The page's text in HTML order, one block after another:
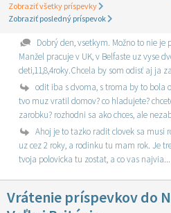
Zobraziť všetky príspevky
Zobraziť posledný príspevok
Dobrý den, vsetkym. Možno to nie
Manžel pracuje v UK, v Belfaste uz vyse
deti,11,8,4roky.Chcela by som odisť aj ja
odit iba s dvoma, s troma by to bola
tvo muz vratil domov? co hladujete?
zarobku? rozhodni sa ako chces, ale
Ahoj je to tazko radit clovek sa musi
uz cez 2 roky, a rodinku tu mam rok. Je
tvoja polovicka tu zostat, a co vas najvia...
Vrátenie príspevkov do